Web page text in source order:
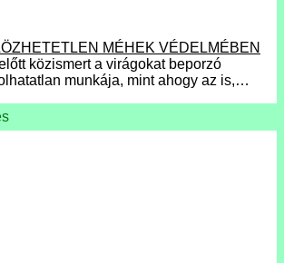
MÉHEK VÉDELMÉBEN
közismert a virágokat beporzó
munkája, mint ahogy az is,…